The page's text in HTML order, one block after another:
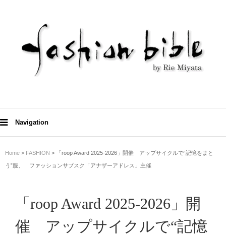
Navigation
Home > FASHION > 「roop Award 2025-2026」開催 アップサイクルで“記憶をまと
う”服、 ファッションサブスク「アナザーアドレス」主催
「roop Award 2025-2026」開
催 アップサイクルで“記憶